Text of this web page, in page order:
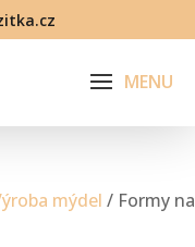
mýdel / Formy na